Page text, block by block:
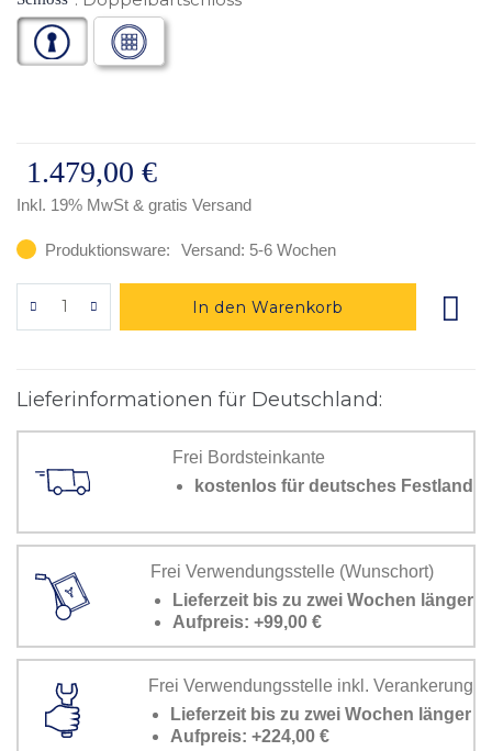
1.479,00 €
Inkl. 19% MwSt & gratis Versand
Produktionsware: Versand: 5-6 Wochen
In den Warenkorb
Lieferinformationen für Deutschland:
Frei Bordsteinkante
kostenlos für deutsches Festland
Frei Verwendungsstelle (Wunschort)
Lieferzeit bis zu zwei Wochen länger
Aufpreis: +99,00 €
Frei Verwendungsstelle inkl. Verankerung
Lieferzeit bis zu zwei Wochen länger
Aufpreis: +224,00 €